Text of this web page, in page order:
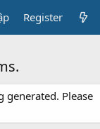
Register
generated. Please